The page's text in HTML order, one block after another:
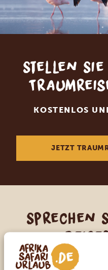
Stellen
KOSTENLOS
JETZT
Sprechen
UNSERE